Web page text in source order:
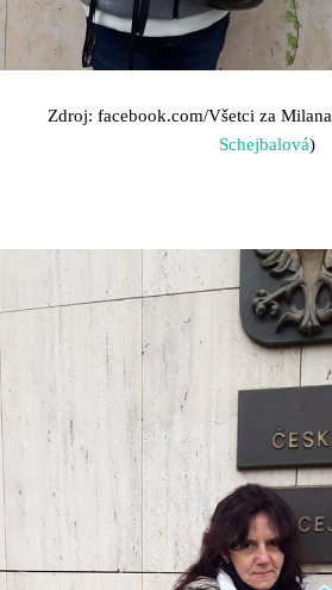
Zdroj: facebook.com/Všetci za Milana
Schejbalová)